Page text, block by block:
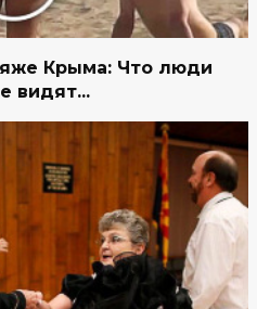
Крыма: Что люди
видят...